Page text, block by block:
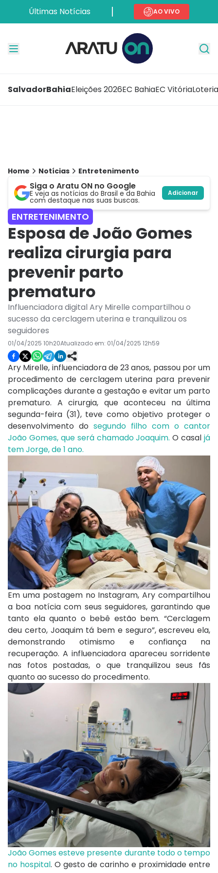
Últimas Notícias AO VIVO
SalvadorBahiaEleições 2026EC BahiaEC Vitória
Home Notícias Entretenimento
Siga o Aratu ON no Google
E veja as notícias do Brasil e da Bahia
com destaque nas suas buscas.
Adicionar
ENTRETENIMENTO
Esposa de João Gomes
realiza cirurgia para
prevenir parto
prematuro
Influenciadora digital Ary Mirelle compartilhou o
sucesso da cerclagem uterina e tranquilizou os
seguidores
01/04/2025 10h20Atualizado em: 01/04/2025 12h59
Ary Mirelle, influenciadora de 23 anos, passou por um
procedimento de cerclagem uterina para prevenir
complicações durante a gestação e evitar um parto
prematuro. A cirurgia, que aconteceu na última
segunda-feira (31), teve como objetivo proteger o
desenvolvimento do segundo filho com o cantor
João Gomes, que será chamado Joaquim.O casal já
tem Jorge, de 1 ano.
Em uma postagem no Instagram, Ary compartilhou
a boa notícia com seus seguidores, garantindo que
tanto ela quanto o bebê estão bem. “Cerclagem
deu certo, Joaquim tá bem e seguro”, escreveu ela,
demonstrando otimismo e confiança na
recuperação. A influenciadora apareceu sorridente
nas fotos postadas, o que tranquilizou seus fãs
quanto ao sucesso do procedimento.
João Gomes esteve presente durante todo o tempo
no hospital. O gesto de carinho e proximidade entre